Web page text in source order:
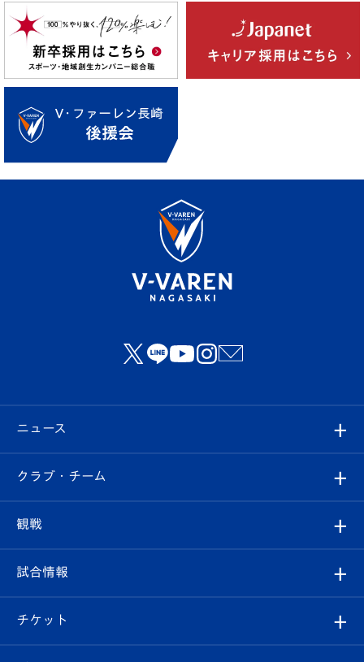
ニュース
すべて
クラブ
試合情報
クラブ・チーム
クラブ概要
エンブレム紹介
観戦
観戦ルール
はじめての観戦ガイド
試合情報
試合日程/結果
チケット